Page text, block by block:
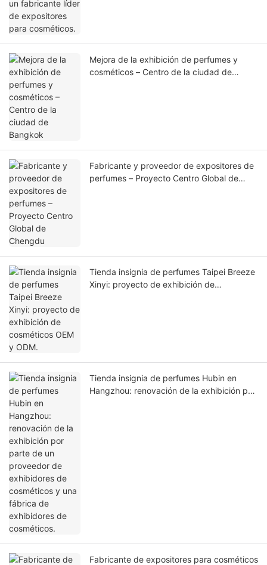
Mejora de la exhibición de perfumes y
cosméticos – Centro de la ciudad de
Fabricante y proveedor de expositores de
perfumes – Proyecto Centro Global de
Tienda insignia de perfumes Taipei Breeze
Xinyi: proyecto de exhibición de
Tienda insignia de perfumes Hubin en
Hangzhou: renovación de la exhibición por
Fabricante de expositores para cosméticos